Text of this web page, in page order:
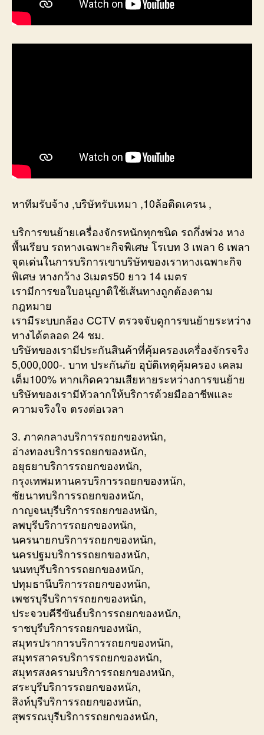
หาทีมรับจ้าง ,บริษัทรับเหมา ,10ล้อติดเครน ,
บริการขนย้ายเครื่องจักรหนักทุกชนิด รถกึ่งพ่วง หาง
พื้นเรียบ รถหางเฉพาะกิจพิเศษ โรเบท 3 เพลา 6 เพลา
จุดเด่นในการบริการเขาบริษัทของเราหางเฉพาะกิจ
พิเศษ หางกว้าง 3เมตร50 ยาว 14 เมตร
เรามีการขอใบอนุญาติใช้เส้นทางถูกต้องตาม
กฎหมาย
เรามีระบบกล้อง CCTV ตรวจจับดูการขนย้ายระหว่าง
ทางได้ตลอด 24 ชม.
บริษัทของเรามีประกันสินค้าที่คุ้มครองเครื่องจักรจริง
5,000,000-. บาท ประกันภัย อุบัติเหตุคุ้มครอง เคลม
เต็ม100% หากเกิดความเสียหายระหว่างการขนย้าย
บริษัทของเรามีหัวลากให้บริการด้วยมืออาชีพและ
ความจริงใจ ตรงต่อเวลา
3. ภาคกลางบริการรถยกของหนัก,
อ่างทองบริการรถยกของหนัก,
อยุธยาบริการรถยกของหนัก,
กรุงเทพมหานครบริการรถยกของหนัก,
ชัยนาทบริการรถยกของหนัก,
กาญจนบุรีบริการรถยกของหนัก,
ลพบุรีบริการรถยกของหนัก,
นครนายกบริการรถยกของหนัก,
นครปฐมบริการรถยกของหนัก,
นนทบุรีบริการรถยกของหนัก,
ปทุมธานีบริการรถยกของหนัก,
เพชรบุรีบริการรถยกของหนัก,
ประจวบคีรีขันธ์บริการรถยกของหนัก,
ราชบุรีบริการรถยกของหนัก,
สมุทรปราการบริการรถยกของหนัก,
สมุทรสาครบริการรถยกของหนัก,
สมุทรสงครามบริการรถยกของหนัก,
สระบุรีบริการรถยกของหนัก,
สิงห์บุรีบริการรถยกของหนัก,
สุพรรณบุรีบริการรถยกของหนัก,